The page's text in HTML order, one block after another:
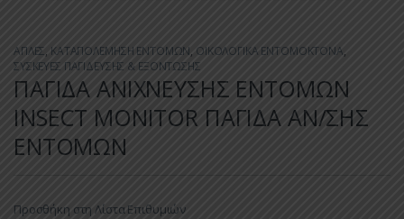
ΑΠΛΕΣ, ΚΑΤΑΠΟΛΕΜΗΣΗ ΕΝΤΟΜΩΝ, ΟΙΚΟΛΟΓΙΚΑ ΕΝΤΟΜΟΚΤΟΝΑ,
ΣΥΣΚΕΥΕΣ ΠΑΓΙΔΕΥΣΗΣ & ΕΞΟΝΤΩΣΗΣ
ΠΑΓΙΔΑ ΑΝΙΧΝΕΥΣΗΣ ΕΝΤΟΜΩΝ
INSECT MONITOR ΠΑΓΙΔΑ ΑΝ/ΣΗΣ
ΕΝΤΟΜΩΝ
Προσθήκη στη Λίστα Επιθυμιών